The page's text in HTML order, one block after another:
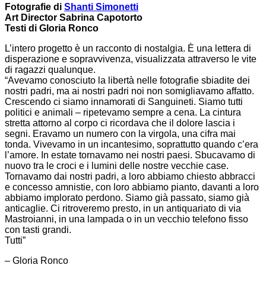
Fotografie di Shanti Simonetti
Art Director Sabrina Capotorto
Testi di Gloria Ronco
L’intero progetto è un racconto di nostalgia. È una lettera di
disperazione e sopravvivenza, visualizzata attraverso le vite
di ragazzi qualunque.
“Avevamo conosciuto la libertà nelle fotografie sbiadite dei
nostri padri, ma ai nostri padri noi non somigliavamo affatto.
Crescendo ci siamo innamorati di Sanguineti. Siamo tutti
politici e animali – ripetevamo sempre a cena. La cintura
stretta attorno al corpo ci ricordava che il dolore lascia i
segni. Eravamo un numero con la virgola, una cifra mai
tonda. Vivevamo in un incantesimo, soprattutto quando c’era
l’amore. In estate tornavamo nei nostri paesi. Sbucavamo di
nuovo tra le croci e i lumini delle nostre vecchie case.
Tornavamo dai nostri padri, a loro abbiamo chiesto abbracci
e concesso amnistie, con loro abbiamo pianto, davanti a loro
abbiamo implorato perdono. Siamo già passato, siamo già
anticaglie. Ci ritroveremo presto, in un antiquariato di via
Mastroianni, in una lampada o in un vecchio telefono fisso
con tasti grandi.
Tutti”
– Gloria Ronco